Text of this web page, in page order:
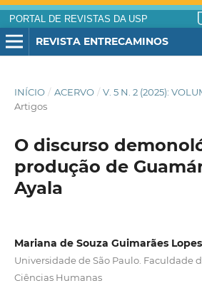
PORTAL DE REVISTAS DA USP
REVISTA ENTRECAMINOS
INÍCIO / ACERVO / V. 5 N. 2 (2025):
Artigos
O discurso
produção de
Ayala
Mariana de Souza Guimarães Lopes
Universidade de São Paulo. Faculdade
Ciências Humanas